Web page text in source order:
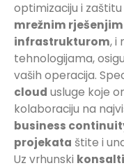
optimizaciju i
mrežnim
infrastrukturom, i
tehnologijama,
vaših operacija.
cloud usluge koje
kolaboraciju na
business
projekata štite i
Uz vrhunski